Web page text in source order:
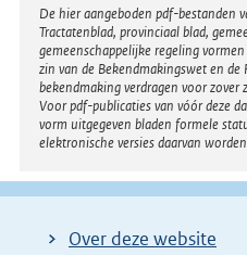
Disclaimer
De hier aangeboden pdf-bestanden
Tractatenblad, provinciaal blad,
gemeenschappelijke regeling
zin van de Bekendmakingswet en
bekendmaking verdragen voor
Voor pdf-publicaties van vóór deze
vorm uitgegeven bladen formele
elektronische versies daarvan
Over deze website